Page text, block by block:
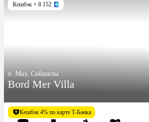
Кешбэк + 8 152
о. Маэ, Сейшелы
Bord Mer Villa
Кешбэк 4% по карте Т-Банка